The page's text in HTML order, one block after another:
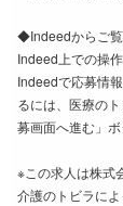
◆Indeedからご
Indeed上での操
Indeedで応募情
るには、医療の
募画面へ進む」
※この求人は株式
介護のトビラによ